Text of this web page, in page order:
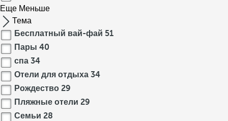
Еще Меньше
Тема
Бесплатный вай-фай 51
Пары 40
спа 34
Отели для отдыха 34
Рождество 29
Пляжные отели 29
Семьи 28